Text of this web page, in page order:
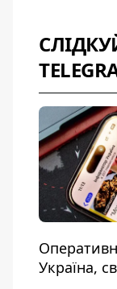
Україна,